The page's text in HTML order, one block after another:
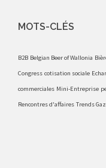
MOTS-CLÉS
B2B Belgian Beer of Wallonia
Congress cotisation sociale
commerciales Mini-Entreprise
Rencontres d'affaires Trends